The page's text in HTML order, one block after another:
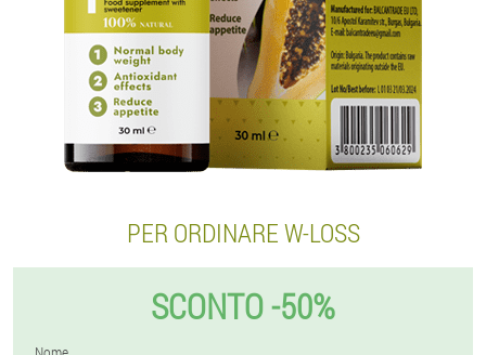
PER ORDINARE W-LOSS
SCONTO -50%